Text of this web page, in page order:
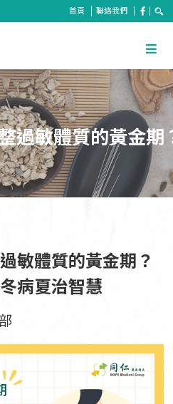
首頁 聯絡我們
過敏體質的黃金
敏體質的黃金期？
病夏治智慧